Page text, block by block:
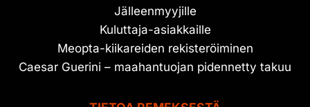
Jälleenmyyjille
Kuluttaja-asiakkaille
Meopta-kiikareiden rekisteröiminen
Caesar Guerini – maahantuojan pidennetty takuu